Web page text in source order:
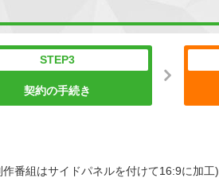
STEP3
契約の手続き
番組はサイドパネルを付けて16:9に加工)